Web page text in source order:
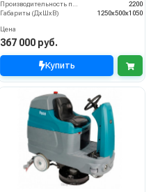
Производительность по площади (м2/ч)
2200
Габариты (ДхШхВ)
1250х500х1050
Цена
367 000 руб.
Купить